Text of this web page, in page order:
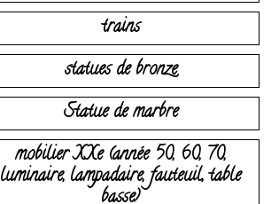
trains
statues de bronze
Statue de marbre
mobilier XXe (année 50, 60, 70,
luminaire, lampadaire, fauteuil, table
basse)